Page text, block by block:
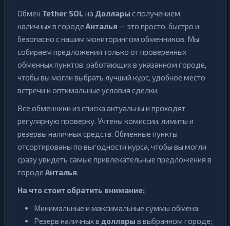
Обмен Tether SOL на Доллары с получением
наличных в городе Анталья — это просто, быстро и
безопасно с нашим мониторингом обменников. Мы
собираем предложения только от проверенных
обменных пунктов, работающих в указанном городе,
чтобы вы могли выбрать лучший курс, удобное место
встречи и оптимальные условия сделки.
Все обменники из списка актуальны и проходят
регулярную проверку. Учтены комиссии, лимиты и
резервы наличных средств. Обменные пункты
отсортированы по выгодности курса, чтобы вы могли
сразу увидеть самые привлекательные предложения в
городе Анталья.
На что стоит обратить внимание:
Минимальные и максимальные суммы обмена;
Резерв наличных в доллары в выбранном городе;